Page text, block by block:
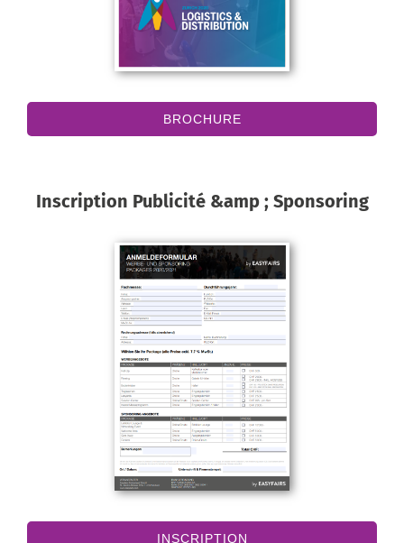
BROCHURE
Inscription Publicité &amp ; Sponsoring
INSCRIPTION